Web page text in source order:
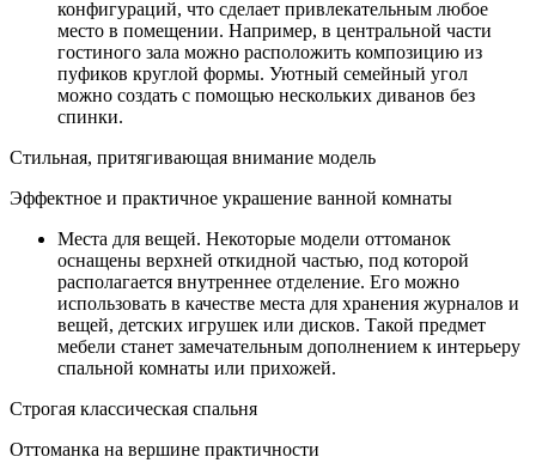
конфигураций, что сделает привлекательным любое
место в помещении. Например, в центральной части
гостиного зала можно расположить композицию из
пуфиков круглой формы. Уютный семейный угол
можно создать с помощью нескольких диванов без
спинки.
Стильная, притягивающая внимание модель
Эффектное и практичное украшение ванной комнаты
Места для вещей. Некоторые модели оттоманок
оснащены верхней откидной частью, под которой
располагается внутреннее отделение. Его можно
использовать в качестве места для хранения журналов и
вещей, детских игрушек или дисков. Такой предмет
мебели станет замечательным дополнением к интерьеру
спальной комнаты или прихожей.
Строгая классическая спальня
Оттоманка на вершине практичности